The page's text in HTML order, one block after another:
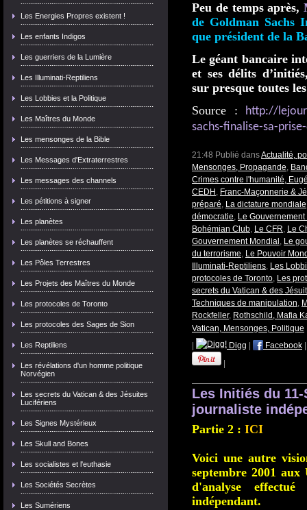
Les Energies Propres existent !
Les enfants Indigos
Les guerriers de la Lumière
Les Illuminati-Reptiliens
Les Lobbies et la Politique
Les Maîtres du Monde
Les mensonges de la Bible
Les Messages d'Extraterrestres
Les messages des channels
Les pétitions à signer
Les planètes
Les planètes se réchauffent
Les Pôles Terrestres
Les Projets des Maîtres du Monde
Les protocoles de Toronto
Les protocoles des Sages de Sion
Les Reptiliens
Les révélations d'un homme politique
Norvégien
Les secrets du Vatican & des Jésuites
Lucifériens
Les Signes Mystérieux
Les Skull and Bones
Les socialistes et l'euthasie
Les Sociétés Secrètes
Les Sumériens
Peu de temps après,
de Goldman Sachs
que président de la
Le géant bancaire
et ses délits
sur presque toutes
Source : http://
sachs-finalise-sa-
21:48 Publié dansActualité,
Mensonges, Propagande,
Crimes contre l'humanité,
CEDH , Franc-Maçonnerie &
préparé, La dictature mondiale
démocratie, Le
Bohémian Club, Le CFR, Le
Gouvernement Mondial , Le
du terrorisme, Le Pouvoir
Illuminati-Reptiliens, Les
protocoles de Toronto, Les
secrets du Vatican & des
Techniques de manipulation,
Rockfeller, Rothschild, Mafia
Vatican, Mensonges, Politique
Digg Facebook
Les Initiés du
journaliste
Partie 2 : ICI
Voici une autre
septembre 2001
d'analyse
indépendant.